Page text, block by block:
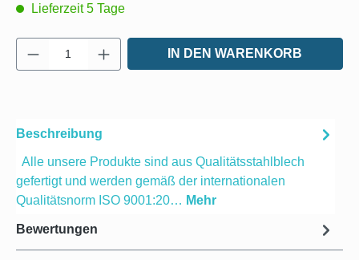
Lieferzeit 5 Tage
Produkt Anzahl: Gib den gewünschten
IN DEN WARENKORB
Beschreibung
Alle unsere Produkte sind aus Qualitätsstahlblech
gefertigt und werden gemäß der internationalen
Qualitätsnorm ISO 9001:20… Mehr
Bewertungen